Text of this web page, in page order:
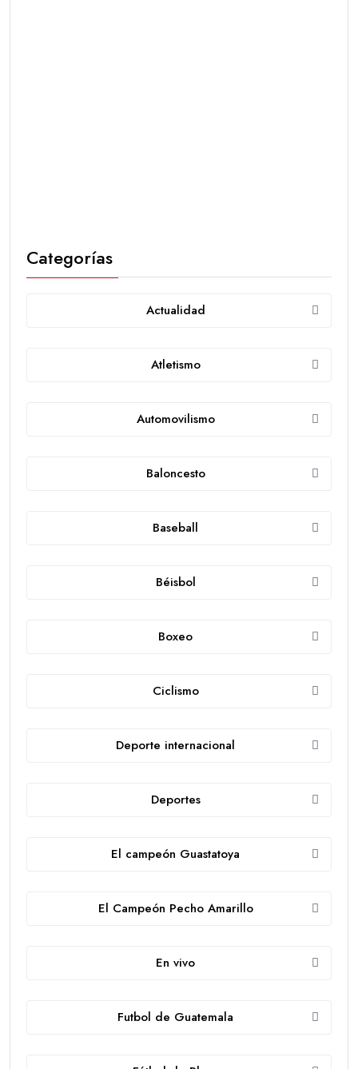
Categorías
Actualidad
Atletismo
Automovilismo
Baloncesto
Baseball
Béisbol
Boxeo
Ciclismo
Deporte internacional
Deportes
El campeón Guastatoya
El Campeón Pecho Amarillo
En vivo
Futbol de Guatemala